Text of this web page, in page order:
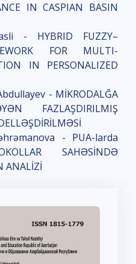
IN CASPIAN BASIN
- HYBRID FUZZY–
FOR MULTI-
IN PERSONALIZED
- MİKRODALĞA
FAZLAŞDIRILMIŞ
- PUA-larda
SAHƏSİNDƏ
ANALİZİ